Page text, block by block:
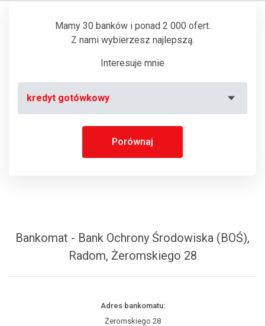
Mamy 30 banków i ponad 2 000 ofert.
Z nami wybierzesz najlepszą.
Interesuje mnie
kredyt gotówkowy
Porównaj
Bankomat - Bank Ochrony Środowiska (BOŚ),
Radom, Żeromskiego 28
Adres bankomatu:
Żeromskiego 28